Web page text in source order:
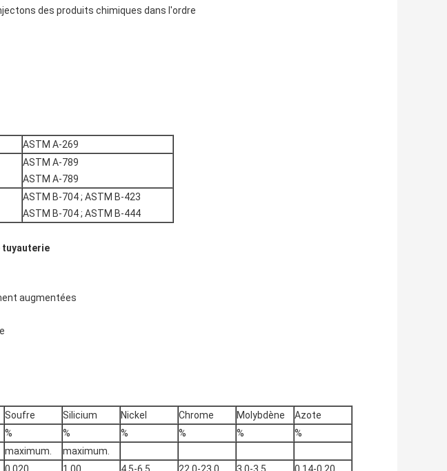
des produits chimiques dans l'ordre
ASTM A-269
ASTM A-789
ASTM A-789
ASTM B-704 ; ASTM B-423
ASTM B-704 ; ASTM B-444
tuyauterie
augmentées
Soufre Silicium Nickel Chrome Molybdène
Azote
% % % % %
%
maximum.
maximum.